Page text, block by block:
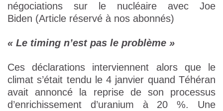
négociations sur le nucléaire avec Joe
Biden (Article réservé à nos abonnés)
« Le timing n’est pas le problème »
Ces déclarations interviennent alors que le
climat s’était tendu le 4 janvier quand Téhéran
avait annoncé la reprise de son processus
d’enrichissement d’uranium à 20 %. Une